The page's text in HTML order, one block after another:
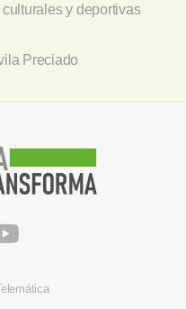
y deportivas
Preciado